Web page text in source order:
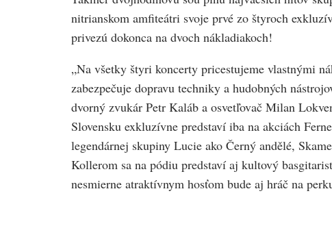
nitrianskom amfiteátri svoje prvé zo štyroch
privezú dokonca na dvoch nákladiakoch!
„Na všetky štyri koncerty pricestujeme vlastnými
zabezpečuje dopravu techniky a hudobných
dvorný zvukár Petr Kaláb a osvetľovač Milan
Slovensku exkluzívne predstaví iba na akciách
legendárnej skupiny Lucie ako Černý andělé,
Kollerom sa na pódiu predstaví aj kultový
nesmierne atraktívnym hosťom bude aj hráč na